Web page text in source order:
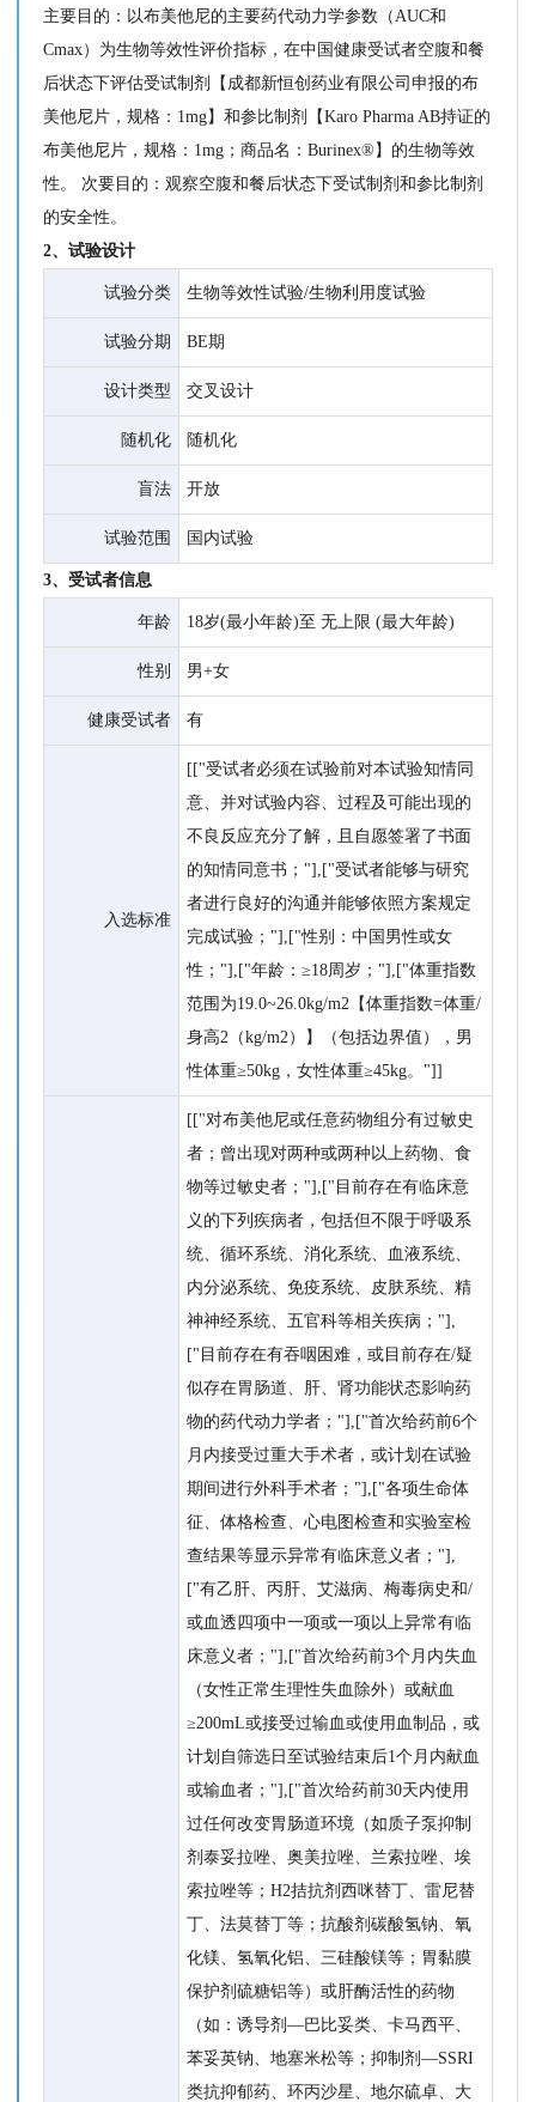
主要目的：以布美他尼的主要药代动力学参数（AUC和
Cmax）为生物等效性评价指标，在中国健康受试者空腹和餐
后状态下评估受试制剂【成都新恒创药业有限公司申报的布
美他尼片，规格：1mg】和参比制剂【Karo Pharma AB持证的
布美他尼片，规格：1mg；商品名：Burinex®】的生物等效
性。 次要目的：观察空腹和餐后状态下受试制剂和参比制剂
的安全性。
2、试验设计
试验分类 生物等效性试验/生物利用度试验
试验分期 BE期
设计类型 交叉设计
随机化 随机化
盲法 开放
试验范围 国内试验
3、受试者信息
年龄 18岁(最小年龄)至 无上限 (最大年龄)
性别 男+女
健康受试者 有
入选标准
[["受试者必须在试验前对本试验知情同
意、并对试验内容、过程及可能出现的
不良反应充分了解，且自愿签署了书面
的知情同意书；"],["受试者能够与研究
者进行良好的沟通并能够依照方案规定
完成试验；"],["性别：中国男性或女
性；"],["年龄：≥18周岁；"],["体重指数
范围为19.0~26.0kg/m2【体重指数=体重/
身高2（kg/m2）】（包括边界值），男
性体重≥50kg，女性体重≥45kg。"]]
[["对布美他尼或任意药物组分有过敏史
者；曾出现对两种或两种以上药物、食
物等过敏史者；"],["目前存在有临床意
义的下列疾病者，包括但不限于呼吸系
统、循环系统、消化系统、血液系统、
内分泌系统、免疫系统、皮肤系统、精
神神经系统、五官科等相关疾病；"],
["目前存在有吞咽困难，或目前存在/疑
似存在胃肠道、肝、肾功能状态影响药
物的药代动力学者；"],["首次给药前6个
月内接受过重大手术者，或计划在试验
期间进行外科手术者；"],["各项生命体
征、体格检查、心电图检查和实验室检
查结果等显示异常有临床意义者；"],
["有乙肝、丙肝、艾滋病、梅毒病史和/
或血透四项中一项或一项以上异常有临
床意义者；"],["首次给药前3个月内失血
（女性正常生理性失血除外）或献血
≥200mL或接受过输血或使用血制品，或
计划自筛选日至试验结束后1个月内献血
或输血者；"],["首次给药前30天内使用
过任何改变胃肠道环境（如质子泵抑制
剂泰妥拉唑、奥美拉唑、兰索拉唑、埃
索拉唑等；H2拮抗剂西咪替丁、雷尼替
丁、法莫替丁等；抗酸剂碳酸氢钠、氧
化镁、氢氧化铝、三硅酸镁等；胃黏膜
保护剂硫糖铝等）或肝酶活性的药物
（如：诱导剂—巴比妥类、卡马西平、
苯妥英钠、地塞米松等；抑制剂—SSRI
类抗抑郁药、环丙沙星、地尔硫卓、大